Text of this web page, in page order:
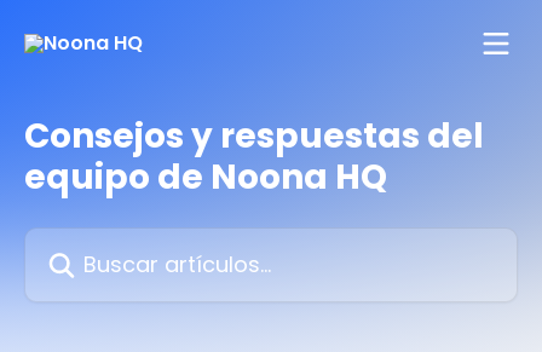
Consejos y respuestas del
equipo de Noona HQ
Buscar artículos...